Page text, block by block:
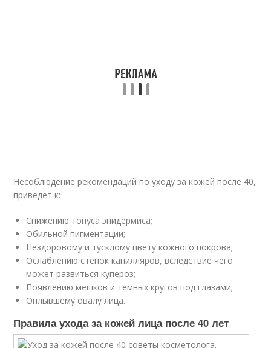
Несоблюдение рекомендаций по уходу за кожей после 40,
приведет к:
Снижению тонуса эпидермиса;
Обильной пигментации;
Нездоровому и тусклому цвету кожного покрова;
Ослаблению стенок капилляров, вследствие чего
может развиться купероз;
Появлению мешков и темных кругов под глазами;
Оплывшему овалу лица.
Правила ухода за кожей лица после 40 лет